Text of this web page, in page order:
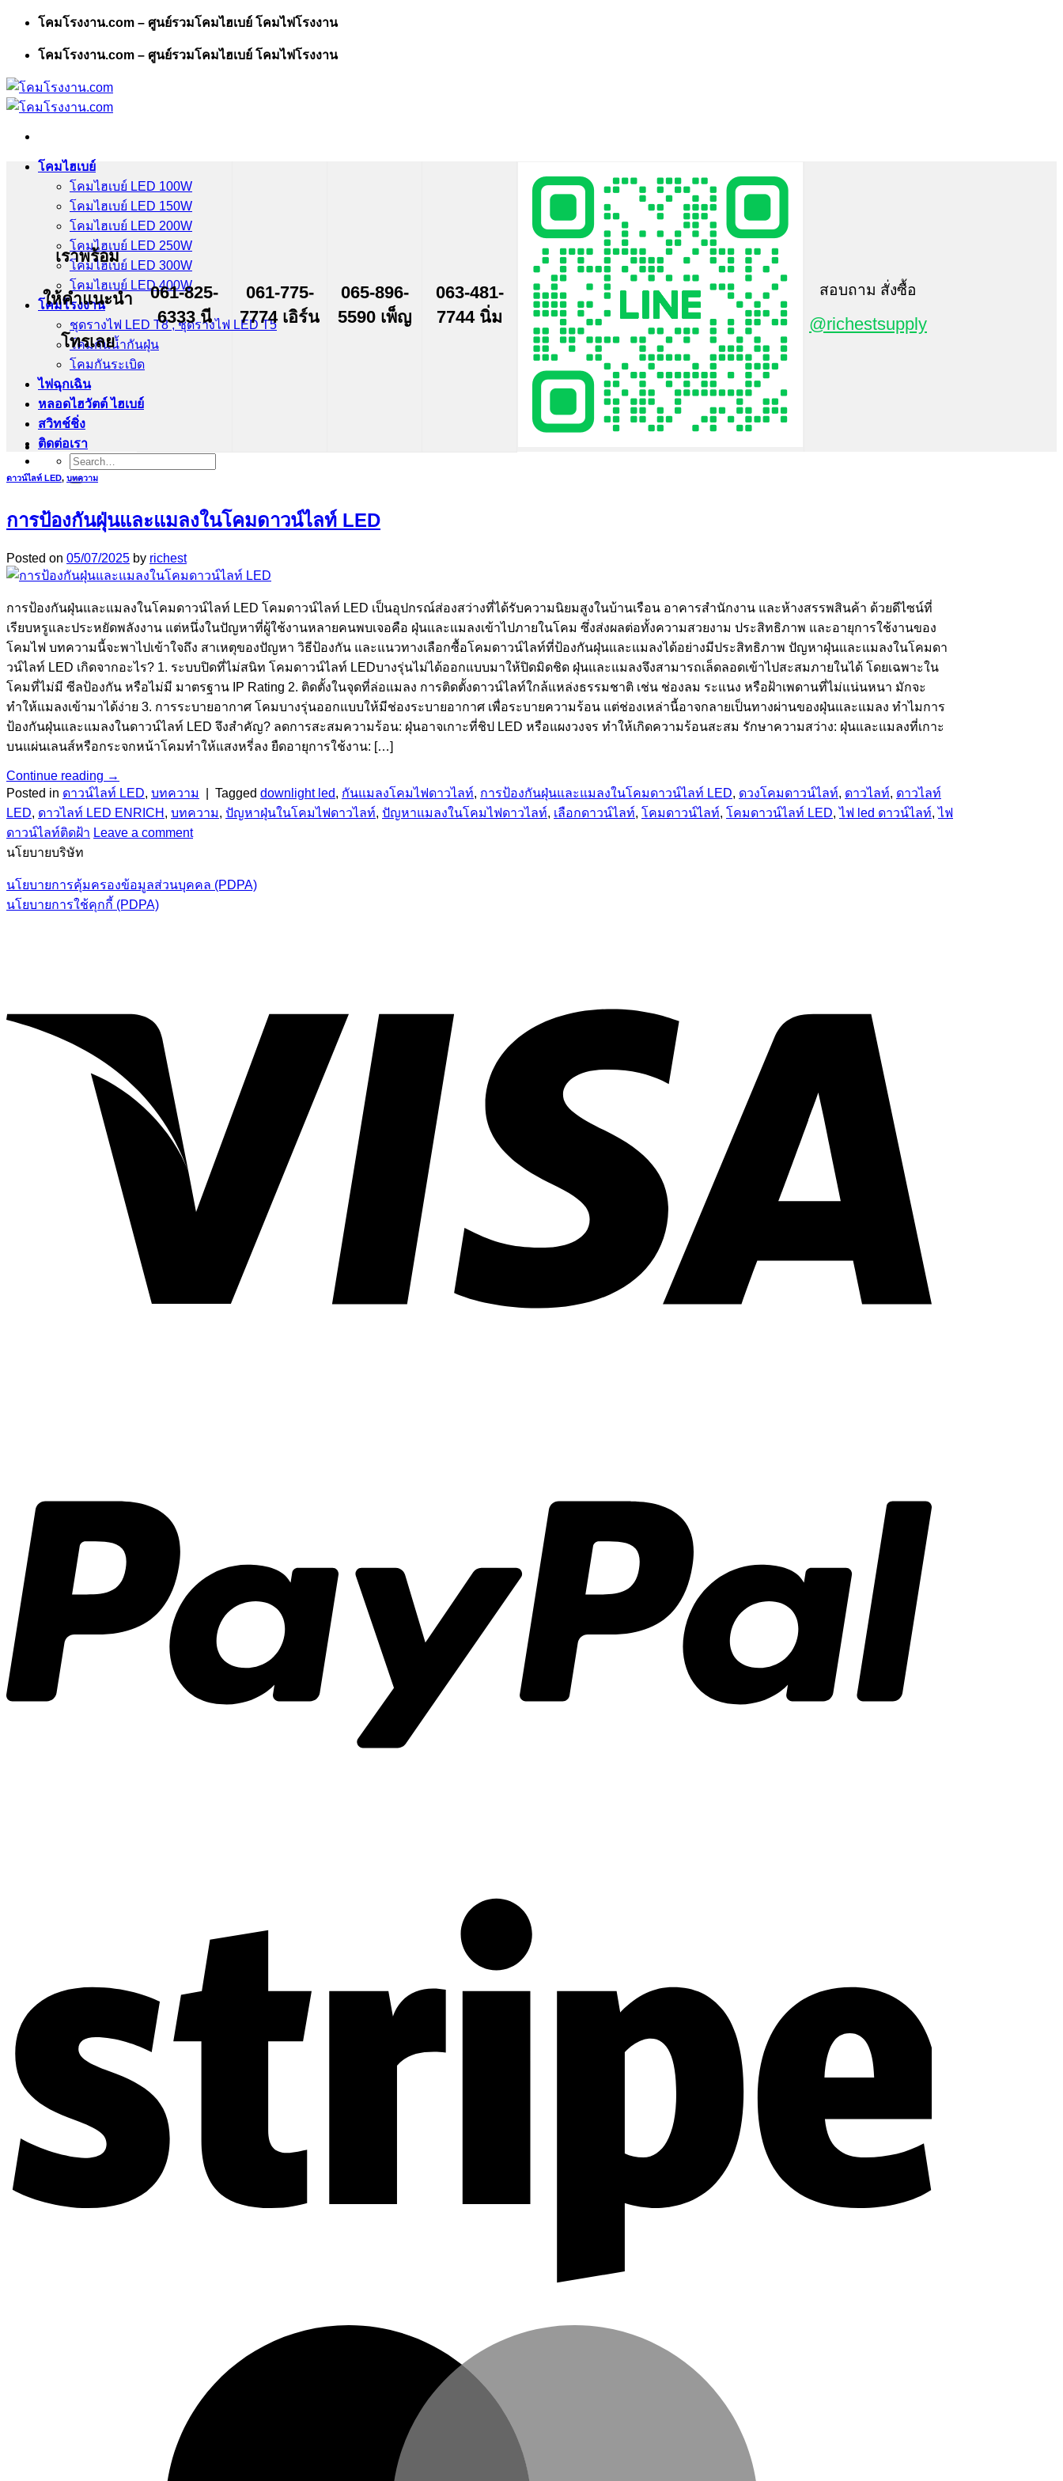
Skip
content
โคมโรงงาน.com – ศูนย์รวมโคมไฮเบย์ โคมไฟโรงงาน
โคมโรงงาน.com – ศูนย์รวมโคมไฮเบย์ โคมไฟโรงงาน
โคมไฮเบย์
โคมไฮเบย์ LED 100W
โคมไฮเบย์ LED 150W
โคมไฮเบย์ LED 200W
โคมไฮเบย์ LED 250W
โคมไฮเบย์ LED 300W
โคมไฮเบย์ LED 400W
โคมโรงงาน
ชุดรางไฟ LED T8 , ชุดรางไฟ LED T5
โคมกันน้ำกันฝุ่น
โคมกันระเบิด
ไฟฉุกเฉิน
หลอดไฮวัตต์ ไฮเบย์
สวิทช์ชิ่ง
ติดต่อเรา
Search
for:
เราพร้อม
ให้คำแนะนำ
โทรเลย
061-825-
6333 นี
061-775-
7774 เอิร์น
065-896-
5590 เพ็ญ
063-481-
7744 นิ่ม
สอบถาม สั่งซื้อ
@richestsupply
ดาวน์ไลท์ LED, บทความ
การป้องกันฝุ่นและแมลงในโคมดาวน์ไลท์ LED
Posted on 05/07/2025 by richest
การป้องกันฝุ่นและแมลงในโคมดาวน์ไลท์ LED โคมดาวน์ไลท์ LED เป็นอุปกรณ์ส่องสว่างที่ได้รับความนิยมสูงในบ้านเรือน อาคารสำนักงาน และห้างสรรพสินค้า ด้วยดีไซน์ที่
เรียบหรูและประหยัดพลังงาน แต่หนึ่งในปัญหาที่ผู้ใช้งานหลายคนพบเจอคือ ฝุ่นและแมลงเข้าไปภายในโคม ซึ่งส่งผลต่อทั้งความสวยงาม ประสิทธิภาพ และอายุการใช้งานของ
โคมไฟ บทความนี้จะพาไปเข้าใจถึง สาเหตุของปัญหา วิธีป้องกัน และแนวทางเลือกซื้อโคมดาวน์ไลท์ที่ป้องกันฝุ่นและแมลงได้อย่างมีประสิทธิภาพ ปัญหาฝุ่นและแมลงในโคมดา
วน์ไลท์ LED เกิดจากอะไร? 1. ระบบปิดที่ไม่สนิท โคมดาวน์ไลท์ LEDบางรุ่นไม่ได้ออกแบบมาให้ปิดมิดชิด ฝุ่นและแมลงจึงสามารถเล็ดลอดเข้าไปสะสมภายในได้ โดยเฉพาะใน
โคมที่ไม่มี ซีลป้องกัน หรือไม่มี มาตรฐาน IP Rating 2. ติดตั้งในจุดที่ล่อแมลง การติดตั้งดาวน์ไลท์ใกล้แหล่งธรรมชาติ เช่น ช่องลม ระแนง หรือฝ้าเพดานที่ไม่แน่นหนา มักจะ
ทำให้แมลงเข้ามาได้ง่าย 3. การระบายอากาศ โคมบางรุ่นออกแบบให้มีช่องระบายอากาศ เพื่อระบายความร้อน แต่ช่องเหล่านี้อาจกลายเป็นทางผ่านของฝุ่นและแมลง ทำไมการ
ป้องกันฝุ่นและแมลงในดาวน์ไลท์ LED จึงสำคัญ? ลดการสะสมความร้อน: ฝุ่นอาจเกาะที่ชิป LED หรือแผงวงจร ทำให้เกิดความร้อนสะสม รักษาความสว่าง: ฝุ่นและแมลงที่เกาะ
บนแผ่นเลนส์หรือกระจกหน้าโคมทำให้แสงหรี่ลง ยืดอายุการใช้งาน: […]
Continue reading →
Posted in ดาวน์ไลท์ LED, บทความ Tagged downlight led, กันแมลงโคมไฟดาวไลท์, การป้องกันฝุ่นและแมลงในโคมดาวน์ไลท์ LED, ดวงโคมดาวน์ไลท์, ดาวไลท์, ดาวไลท์
LED, ดาวไลท์ LED ENRICH , บทความ, ปัญหาฝุ่นในโคมไฟดาวไลท์, ปัญหาแมลงในโคมไฟดาวไลท์, เลือกดาวน์ไลท์, โคมดาวน์ไลท์, โคมดาวน์ไลท์ LED,ไฟ led ดาวน์ไลท์,ไฟ
ดาวน์ไลท์ติดฝ้า Leave a comment
นโยบายบริษัท
นโยบายการคุ้มครองข้อมูลส่วนบุคคล (PDPA)
นโยบายการใช้คุกกี้ (PDPA)